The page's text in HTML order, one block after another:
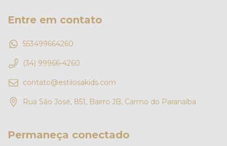
Entre em contato
553499664260
(34) 99966-4260
contato@estilosakids.com
Rua São José, 851, Bairro JB, Carmo do Paranaíba
Permaneça conectado